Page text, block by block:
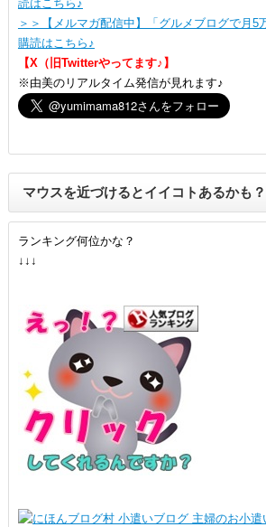
読はこちら♪
＞＞【メルマガ配信中】「グルメブログで月5
購読はこちら♪
【X（旧Twitterやってます♪】
※由美のリアルタイム発信が見れます♪
マウスを近づけるとイイコトあるかも？
ランキング何位かな？
↓↓↓